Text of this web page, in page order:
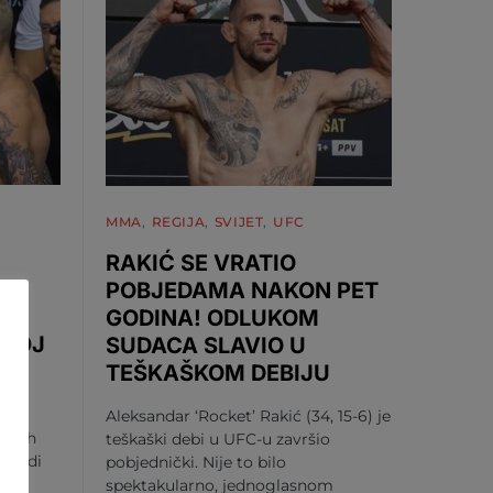
vrh
MMA REGIJA SVIJET UFC
RAKIĆ SE VRATIO
POBJEDAMA NAKON PET
GODINA! ODLUKOM
SUDACA SLAVIO U
TEŠKAŠKOM DEBIJU
Aleksandar ‘Rocket’ Rakić (34, 15-6) je
teškaški debi u UFC-u završio
pobjednički. Nije to bilo
spektakularno, jednoglasnom